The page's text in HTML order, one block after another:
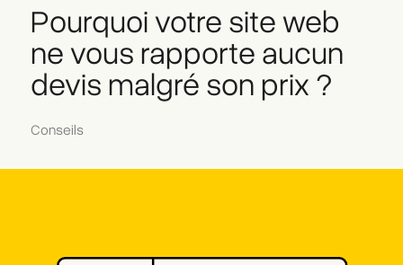
Pourquoi votre site web
ne vous rapporte aucun
devis malgré son prix ?
Conseils